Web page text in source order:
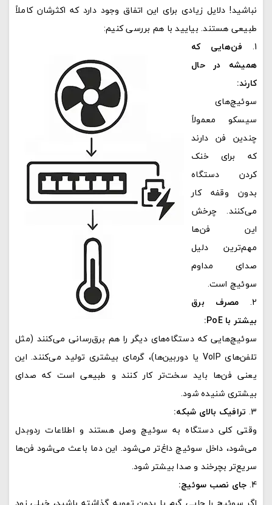
نباشید! دلایل زیادی برای این اتفاق وجود دارد که اکثرشان کاملاً
طبیعی هستند. بیایید با هم بررسی کنیم:
فن‌هایی که
همیشه در حال
کارند:
سوئیچ‌های
سیسکو معمولاً
چندین فن دارند
که برای خنک
کردن دستگاه
بدون وقفه کار
می‌کنند. چرخش
این فن‌ها
مهم‌ترین دلیل
صدای مداوم
سوئیچ است.
مصرف برق
بیشتر با PoE:
سوئیچ‌هایی که دستگاه‌های دیگر را هم برق‌رسانی می‌کنند (مثل
تلفن‌های VoIP یا دوربین‌ها)، گرمای بیشتری تولید می‌کنند. این
یعنی فن‌ها باید سخت‌تر کار کنند و طبیعی است که صدای
بیشتری شنیده شود.
ترافیک بالای شبکه:
وقتی کلی دستگاه به سوئیچ وصل هستند و اطلاعات ردوبدل
می‌شود، داخل سوئیچ داغ‌تر می‌شود. این دما باعث می‌شود فن‌ها
سریع‌تر بچرخند و صدا بیشتر شود.
جای نصب سوئیچ: